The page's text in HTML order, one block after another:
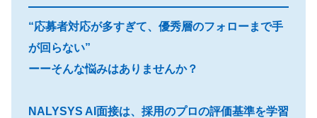
“応募者対応が多すぎて、優秀層のフォローまで手
が回らない”
ーーそんな悩みはありませんか？
NALYSYS AI面接は、採用のプロの評価基準を学習